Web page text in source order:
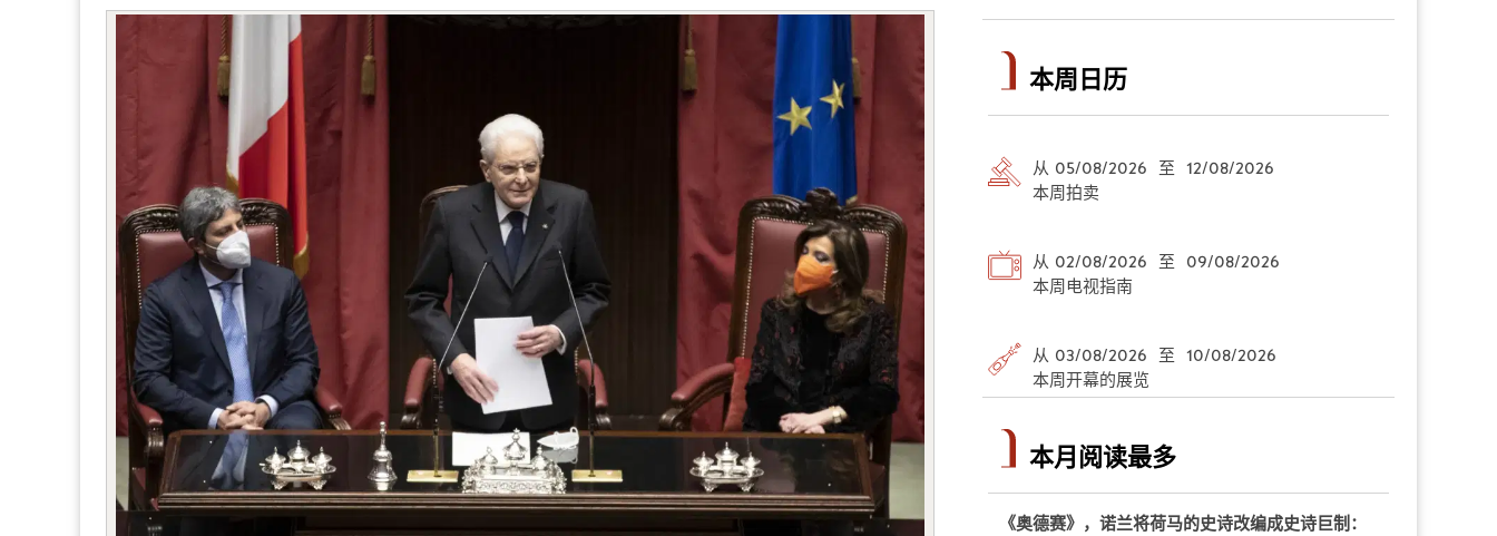
本周日历
从 05/08/2026 至 12/08/2026
本周拍卖
从 02/08/2026 至 09/08/2026
本周电视指南
从 03/08/2026 至 10/08/2026
本周开幕的展览
本月阅读最多
《奥德赛》，诺兰将荷马的史诗改编成史诗巨制：